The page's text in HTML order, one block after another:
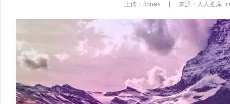
上传：Jones | 来源：人人图